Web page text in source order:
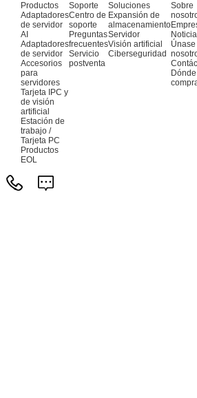
Productos
Adaptadores
de servidor
AI
Adaptadores
de servidor
Accesorios
para
servidores
Tarjeta IPC y
de visión
artificial
Estación de
trabajo /
Tarjeta PC
Productos
EOL
Soporte
Centro de
soporte
Preguntas
frecuentes
Servicio
postventa
Soluciones
Expansión de
almacenamiento
Servidor
Visión artificial
Ciberseguridad
Sobre
Únase
Dónde